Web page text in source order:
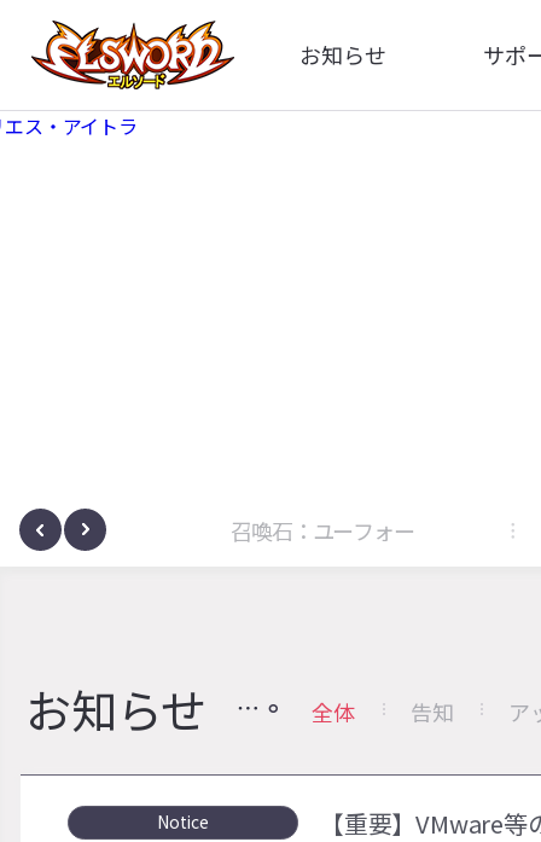
お知らせ
全体
サポ
サノヴァ 召喚石：ユーフォー
お知らせ 全体 告知 ア
Notice 【重要】VMware